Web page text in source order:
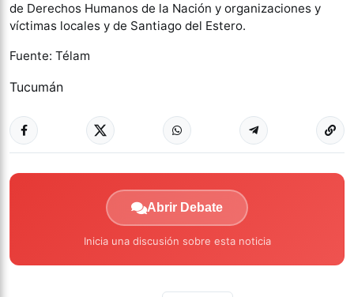
de Derechos Humanos de la Nación y organizaciones y
víctimas locales y de Santiago del Estero.
Fuente: Télam
Tucumán
Abrir Debate
Inicia una discusión sobre esta noticia